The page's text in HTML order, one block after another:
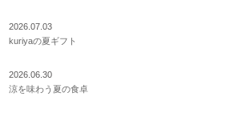
2026.07.03
kuriyaの夏ギフト
2026.06.30
涼を味わう夏の食卓